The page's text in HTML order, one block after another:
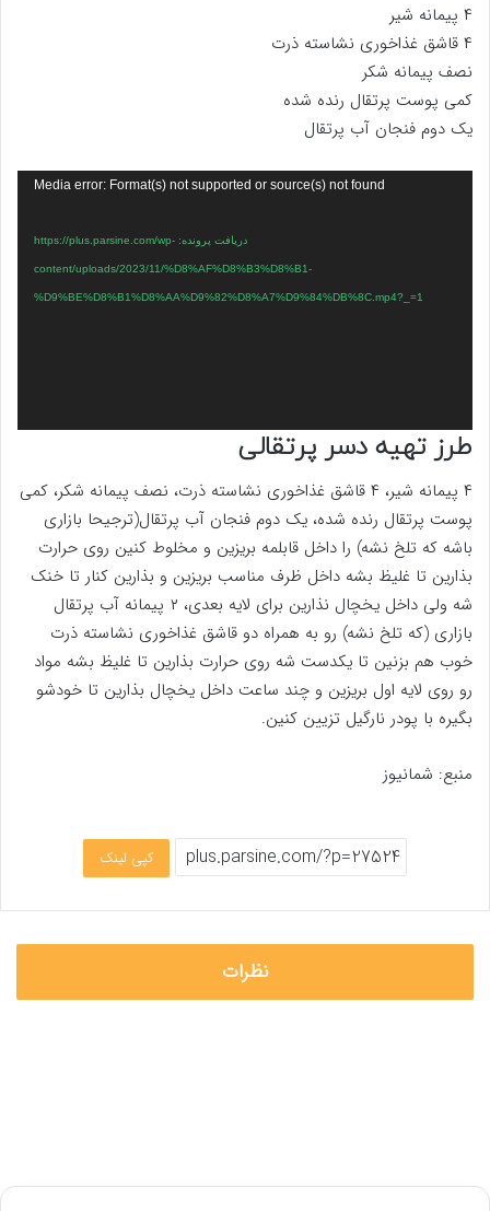
۴ پیمانه شیر
۴ قاشق غذاخوری نشاسته ذرت
نصف پیمانه شکر
کمی پوست پرتقال رنده شده
یک دوم فنجان آب پرتقال
Media error: Format(s) not supported or source(s) not found
دریافت پرونده: https://plus.parsine.com/wp-
content/uploads/2023/11/%D8%AF%D8%B3%D8%B1-
%D9%BE%D8%B1%D8%AA%D9%82%D8%A7%D9%84%DB%8C.mp4?_=1
طرز تهیه دسر پرتقالی
۴ پیمانه شیر، ۴ قاشق غذاخوری نشاسته ذرت، نصف پیمانه شکر، کمی
پوست پرتقال رنده شده، یک دوم فنجان آب پرتقال(ترجیحا بازاری
باشه که تلخ نشه) را داخل قابلمه بریزین و مخلوط کنین روی حرارت
بذارین تا غلیظ بشه داخل ظرف مناسب بریزین و بذارین کنار تا خنک
شه ولی داخل یخچال نذارین برای لایه بعدی، ۲ پیمانه آب پرتقال
بازاری (که تلخ نشه) رو به همراه دو قاشق غذاخوری نشاسته ذرت
خوب هم بزنین تا یکدست شه روی حرارت بذارین تا غلیظ بشه مواد
رو روی لایه اول بریزین و چند ساعت داخل یخچال بذارین تا خودشو
بگیره با پودر نارگیل تزیین کنین.
منبع: شمانیوز
کپی لینک
نظرات